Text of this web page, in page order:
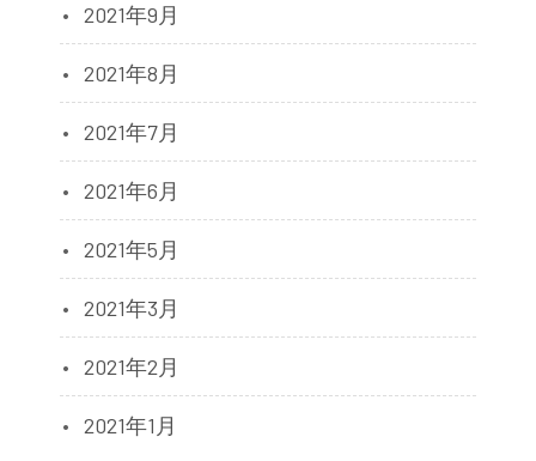
2021年9月
2021年8月
2021年7月
2021年6月
2021年5月
2021年3月
2021年2月
2021年1月